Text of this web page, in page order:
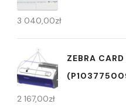
3 040,00zł
ZEBRA
2 167,00zł